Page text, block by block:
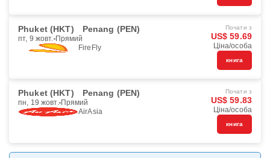
Phuket (HKT) Penang (PEN)
пт, 9 жовт. Прямий
FireFly
Почати з
US$ 59.69
Ціна/особа
книга
Phuket (HKT) Penang (PEN)
пн, 19 жовт. Прямий
AirAsia
Почати з
US$ 59.83
Ціна/особа
книга